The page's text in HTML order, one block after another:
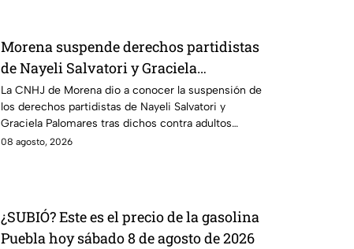
Morena suspende derechos partidistas
de Nayeli Salvatori y Graciela
Palomares tras dichos contra adultos
mayores
La CNHJ de Morena dio a conocer la suspensión de
los derechos partidistas de Nayeli Salvatori y
Graciela Palomares tras dichos contra adultos
mayores.
08 agosto, 2026
¿SUBIÓ? Este es el precio de la gasolina
Puebla hoy sábado 8 de agosto de 2026